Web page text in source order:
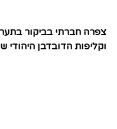
צפרה חברתי בביקור
וקליפות הדובדבן